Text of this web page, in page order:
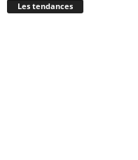
Les tendances